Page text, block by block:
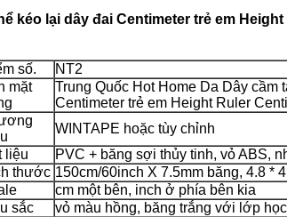
kéo lại dây đai Centimeter trẻ em
số.
NT2
mặt
Trung Quốc Hot Home Da Dây cầm
Centimeter trẻ em Height Ruler
WINTAPE hoặc tùy chỉnh
liệu
PVC + băng sợi thủy tinh, vỏ ABS,
thước 150cm/60inch X 7.5mm băng, 4.8 *
cm một bên, inch ở phía bên kia
sắc
vỏ màu hồng, băng trắng với lớp